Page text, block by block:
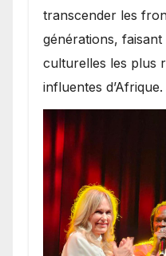
transcender les
générations, faisant
culturelles les plus
influentes d’Afrique.